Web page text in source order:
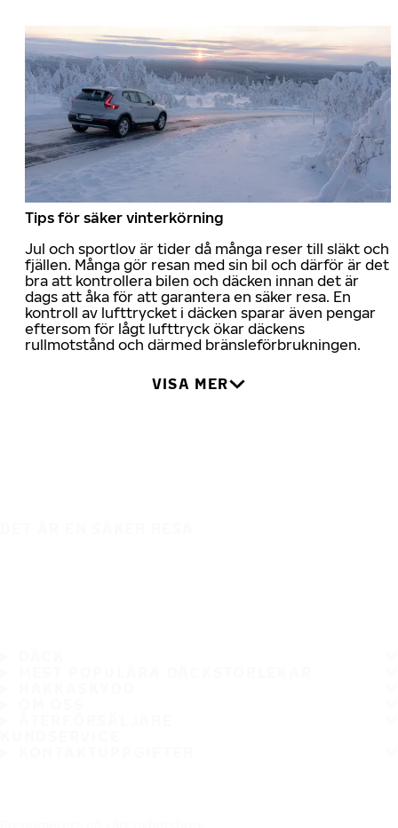
Tips för säker vinterkörning
Jul och sportlov är tider då många reser till släkt och
fjällen. Många gör resan med sin bil och därför är det
bra att kontrollera bilen och däcken innan det är
dags att åka för att garantera en säker resa. En
kontroll av lufttrycket i däcken sparar även pengar
eftersom för lågt lufttryck ökar däckens
rullmotstånd och därmed bränsleförbrukningen.
VISA MER